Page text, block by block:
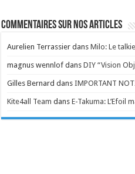
Commentaires sur nos articles
Aurelien Terrassier dansMilo: Le
magnus wennlof dansDIY “Vision
Gilles Bernard dansIMPORTANT
Kite4all Team dansE-Takuma: L’Efoil